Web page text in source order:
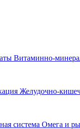
Витаминно-
Желудочно-
система Омега и